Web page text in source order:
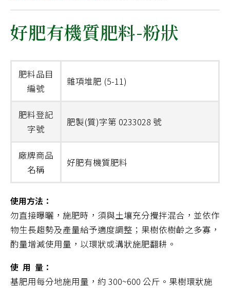
好肥有機質肥料-粉狀
肥料品目
編號
雜項堆肥 (5-11)
肥料登記
字號
肥製(質)字第 0233028 號
廠牌商品
名稱
好肥有機質肥料
使用方法：
勿直接曝曬，施肥時，須與土壤充分攪拌混合，並依作
物生長趨勢及產量給予適度調整；果樹依樹齡之多寡，
酌量增減使用量，以環狀或溝狀施肥翻耕。
使 用 量：
基肥用每分地施用量，約 300~600 公斤。果樹環狀施